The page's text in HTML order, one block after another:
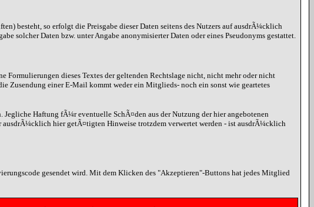
besteht, so erfolgt die Preisgabe dieser Daten seitens des Nutzers auf ausdrÃ¼cklich
solcher Daten bzw. unter Angabe anonymisierter Daten oder eines Pseudonyms gestattet.
Formulierungen dieses Textes der geltenden Rechtslage nicht, nicht mehr oder nicht
einer E-Mail kommt weder ein Mitglieds- noch ein sonst wie geartetes
Haftung fÃ¼r eventuelle SchÃ¤den aus der Nutzung der hier angebotenen
ausdrÃ¼cklich hier getÃ¤tigten Hinweise trotzdem verwertet werden - ist ausdrÃ¼cklich
gesendet wird. Mit dem Klicken des "Akzeptieren"-Buttons hat jedes Mitglied